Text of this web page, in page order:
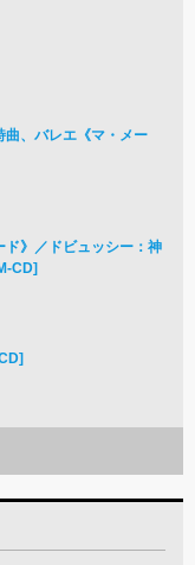
曲、バレエ《マ・メー
ド》／ドビュッシー：神
CD]